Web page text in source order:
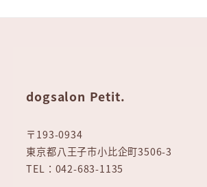
dogsalon Petit.
〒193-0934
東京都八王子市小比企町3506-3
TEL：042-683-1135